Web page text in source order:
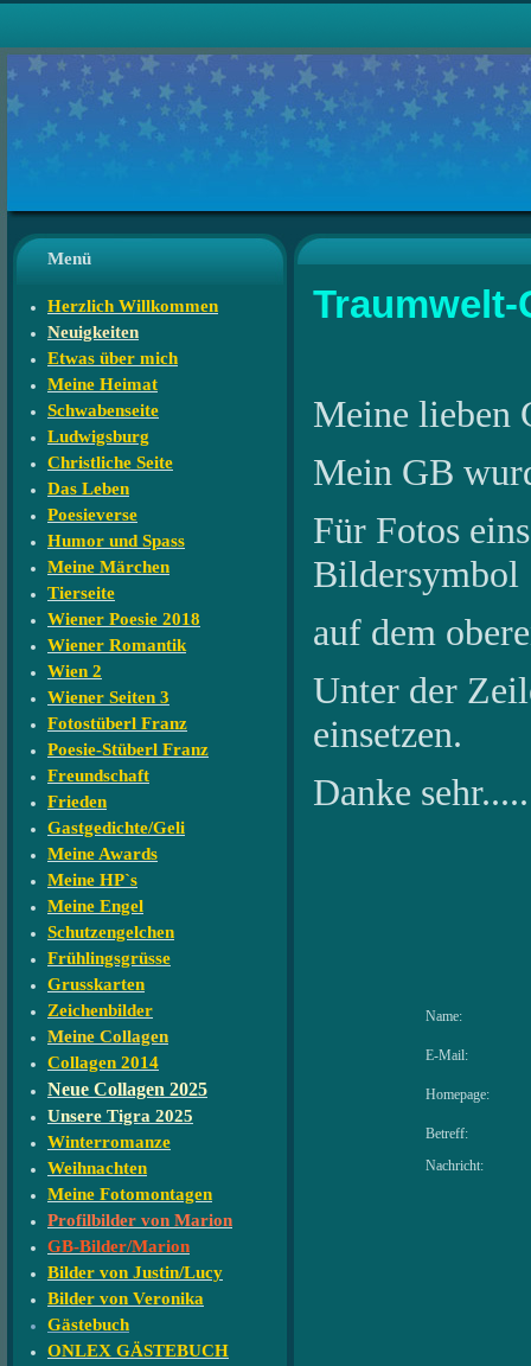
Menü
Herzlich Willkommen
Neuigkeiten
Etwas über mich
Meine Heimat
Schwabenseite
Ludwigsburg
Christliche Seite
Das Leben
Poesieverse
Humor und Spass
Meine Märchen
Tierseite
Wiener Poesie 2018
Wiener Romantik
Wien 2
Wiener Seiten 3
Fotostüberl Franz
Poesie-Stüberl Franz
Freundschaft
Frieden
Gastgedichte/Geli
Meine Awards
Meine HP`s
Meine Engel
Schutzengelchen
Frühlingsgrüsse
Grusskarten
Zeichenbilder
Meine Collagen
Collagen 2014
Neue Collagen 2025
Unsere Tigra 2025
Winterromanze
Weihnachten
Meine Fotomontagen
Profilbilder von Marion
GB-Bilder/Marion
Bilder von Justin/Lucy
Bilder von Veronika
Gästebuch
ONLEX GÄSTEBUCH
Meine lieben
Mein GB
Für Fotos
Bildersymbol
auf dem
Unter der
einsetzen.
Danke
Name:
E-Mail:
Homepage:
Betreff:
Nachricht: